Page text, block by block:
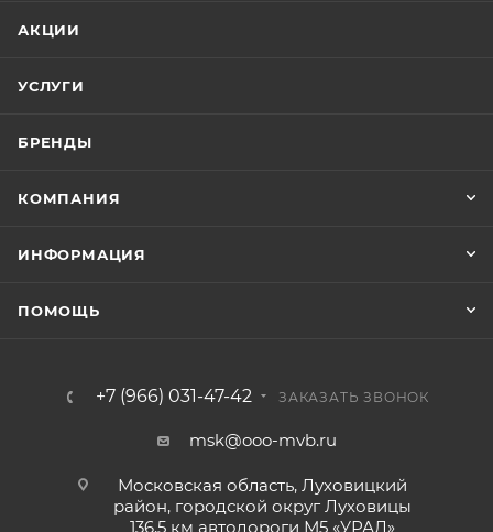
АКЦИИ
УСЛУГИ
БРЕНДЫ
КОМПАНИЯ
ИНФОРМАЦИЯ
ПОМОЩЬ
+7 (966) 031-47-42 ЗАКАЗАТЬ ЗВОНОК
msk@ooo-mvb.ru
Московская область, Луховицкий
район, городской округ Луховицы
136,5 км автодороги М5 «УРАЛ»